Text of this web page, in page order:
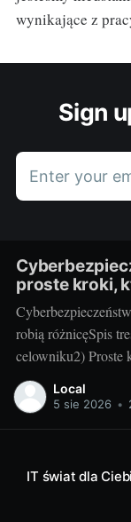
wynikające z
Sign
Enter your
proste kroki,
robią różnicęSpis
celowniku2) Proste
utrzymanie i
na celownikuCo to
Local
5 sie 2026 •
IT świat dla